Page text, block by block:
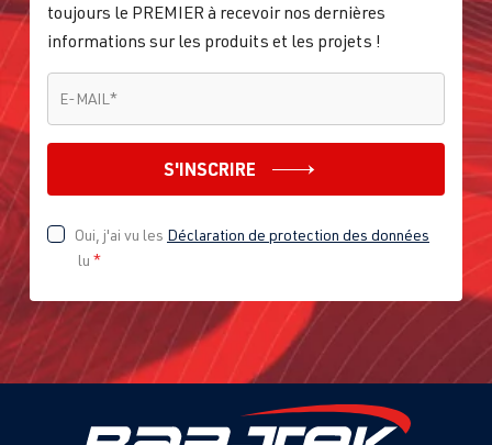
toujours le PREMIER à recevoir nos dernières
informations sur les produits et les projets !
E-MAIL *
S'INSCRIRE
Oui, j'ai vu les Déclaration de protection des données
lu *